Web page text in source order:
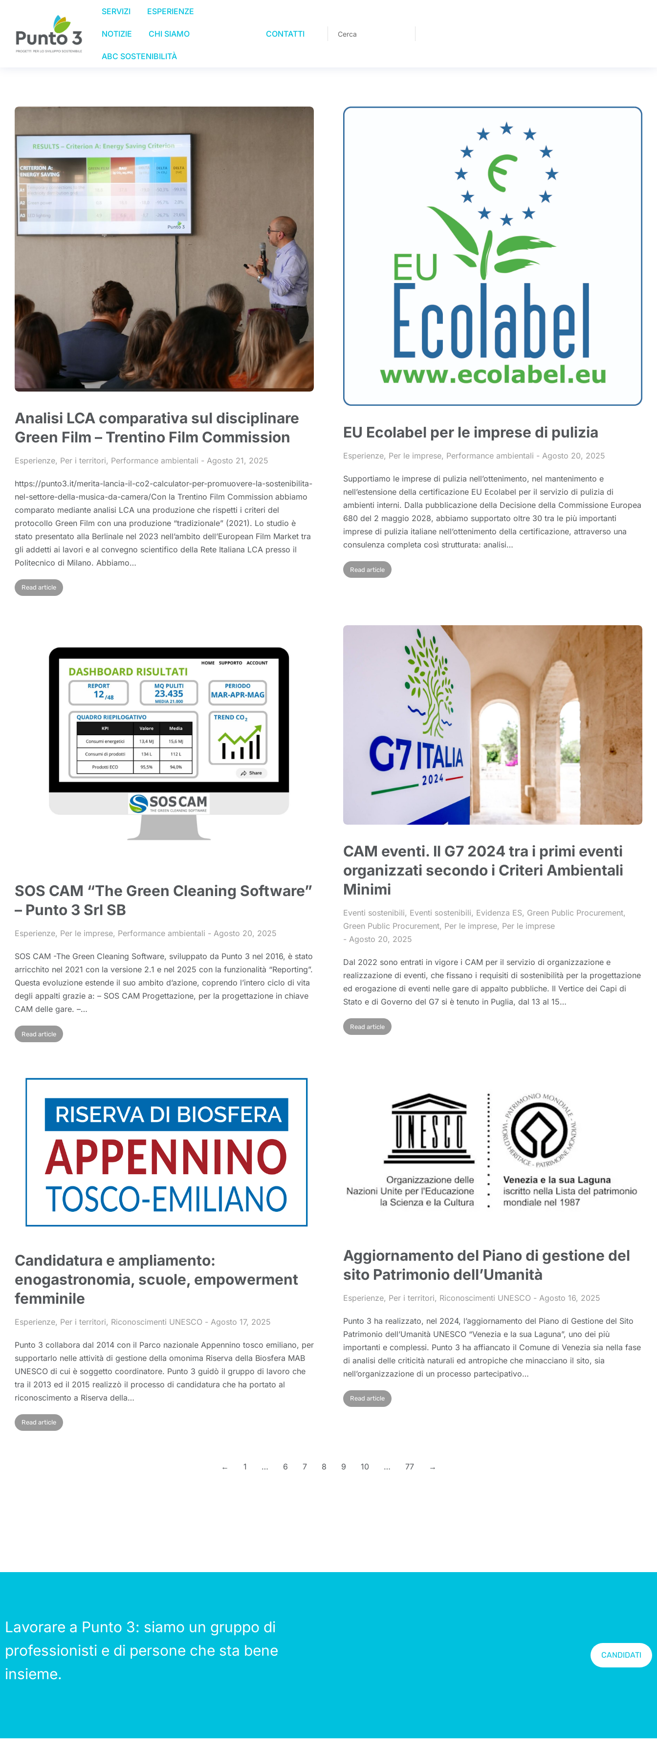
SERVIZI ESPERIENZE
NOTIZIE CHI SIAMO
ABC SOSTENIBILITÀ
CONTATTI
Analisi LCA comparativa sul disciplinare
Green Film – Trentino Film Commission
Esperienze, Per i territori, Performance ambientali Agosto 21, 2025
https://punto3.it/merita-lancia-il-co2-calculator-per-promuovere-la-sostenibilita-
nel-settore-della-musica-da-camera/Con la Trentino Film Commission abbiamo
comparato mediante analisi LCA una produzione che rispetti i criteri del
protocollo Green Film con una produzione “tradizionale” (2021). Lo studio è
stato presentato alla Berlinale nel 2023 nell’ambito dell’European Film Market tra
gli addetti ai lavori e al convegno scientifico della Rete Italiana LCA presso il
Politecnico di Milano. Abbiamo…
Read article
EU Ecolabel per le imprese di pulizia
Esperienze, Per le imprese, Performance ambientali Agosto 20, 2025
Supportiamo le imprese di pulizia nell’ottenimento, nel mantenimento e
nell’estensione della certificazione EU Ecolabel per il servizio di pulizia di
ambienti interni. Dalla pubblicazione della Decisione della Commissione Europea
680 del 2 maggio 2028, abbiamo supportato oltre 30 tra le più importanti
imprese di pulizia italiane nell’ottenimento della certificazione, attraverso una
consulenza completa così strutturata: analisi…
Read article
SOS CAM “The Green Cleaning Software”
– Punto 3 Srl SB
Esperienze, Per le imprese, Performance ambientali Agosto 20, 2025
SOS CAM -The Green Cleaning Software, sviluppato da Punto 3 nel 2016, è stato
arricchito nel 2021 con la versione 2.1 e nel 2025 con la funzionalità “Reporting”.
Questa evoluzione estende il suo ambito d’azione, coprendo l’intero ciclo di vita
degli appalti grazie a: – SOS CAM Progettazione, per la progettazione in chiave
CAM delle gare. –…
Read article
CAM eventi. Il G7 2024 tra i primi eventi
organizzati secondo i Criteri Ambientali
Minimi
Eventi sostenibili, Eventi sostenibili, Evidenza ES, Green Public Procurement,
Green Public Procurement, Per le imprese, Per le imprese
Agosto 20, 2025
Dal 2022 sono entrati in vigore i CAM per il servizio di organizzazione e
realizzazione di eventi, che fissano i requisiti di sostenibilità per la progettazione
ed erogazione di eventi nelle gare di appalto pubbliche. Il Vertice dei Capi di
Stato e di Governo del G7 si è tenuto in Puglia, dal 13 al 15…
Read article
Candidatura e ampliamento:
enogastronomia, scuole, empowerment
femminile
Esperienze, Per i territori, Riconoscimenti UNESCO Agosto 17, 2025
Punto 3 collabora dal 2014 con il Parco nazionale Appennino tosco emiliano, per
supportarlo nelle attività di gestione della omonima Riserva della Biosfera MAB
UNESCO di cui è soggetto coordinatore. Punto 3 guidò il gruppo di lavoro che
tra il 2013 ed il 2015 realizzò il processo di candidatura che ha portato al
riconoscimento a Riserva della…
Read article
Aggiornamento del Piano di gestione del
sito Patrimonio dell’Umanità
Esperienze, Per i territori, Riconoscimenti UNESCO Agosto 16, 2025
Punto 3 ha realizzato, nel 2024, l’aggiornamento del Piano di Gestione del Sito
Patrimonio dell’Umanità UNESCO “Venezia e la sua Laguna”, uno dei più
importanti e complessi. Punto 3 ha affiancato il Comune di Venezia sia nella fase
di analisi delle criticità naturali ed antropiche che minacciano il sito, sia
nell’organizzazione di un processo partecipativo…
Read article
← 1 … 6 7 8 9 10 … 77 →
Lavorare a Punto 3: siamo un gruppo di
professionisti e di persone che sta bene
insieme.
CANDIDATI